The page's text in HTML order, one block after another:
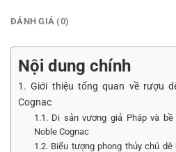
ĐÁNH GIÁ (0)
Nội dung chính
1. Giới thiệu tổng quan về rượu
Cognac
1.1. Di sản vương giả Pháp và
Noble Cognac
1.2. Biểu tượng phong thủy chú